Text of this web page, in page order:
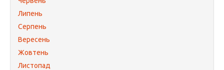
Липень
Серпень
Вересень
Жовтень
Листопад